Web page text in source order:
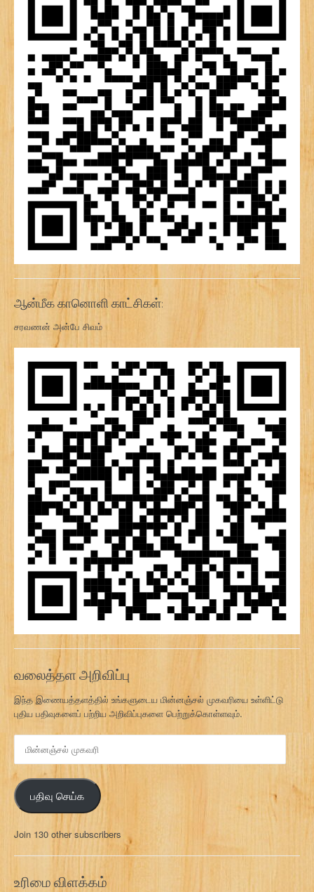
ஆன்மீக கானொளி காட்சிகள்:
சரவணன் அன்பே சிவம்
வலைத்தள அறிவிப்பு
இந்த இணையத்தளத்தில் உங்களுடைய மின்னஞ்சல் முகவரியை உள்ளிட்டு
புதிய பதிவுகளைப் பற்றிய அறிவிப்புகளை பெற்றுக்கொள்ளவும்.
ன
ஞ்
ச
ல்
க
வ
பதிவு செய்க
Join 130 other subscribers
உரிமை விளக்கம்